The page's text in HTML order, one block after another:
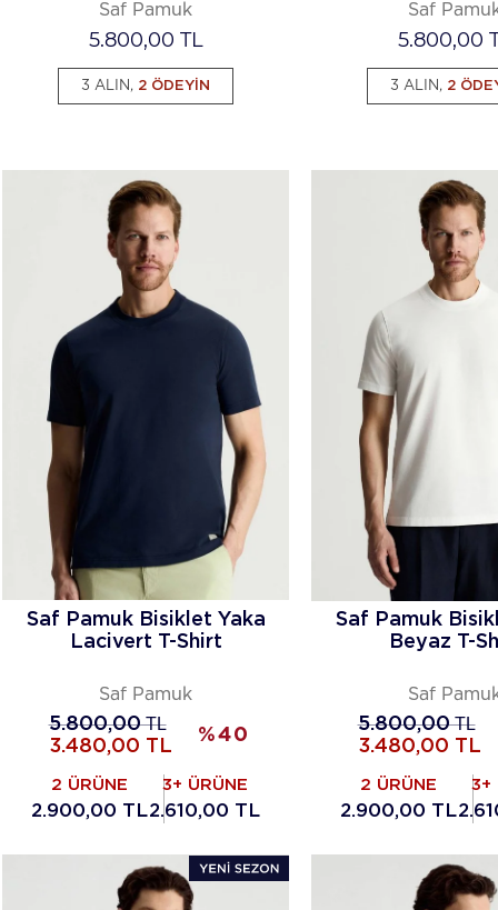
Saf Pamuk
5.800,00 TL
3 ALIN, 2 ÖDEYİN
Saf
5.800,00
3 ALIN, 2
Saf Pamuk Bisiklet Yaka
Lacivert T-Shirt
Saf Pamuk
5.800,00TL
3.480,00 TL
%40
2 ÜRÜNE
2.900,00 TL
3+ ÜRÜNE
2.610,00 TL
Saf Pamuk
Beyaz T-
Saf
5.800,00TL
3.480,00 TL
2 ÜRÜNE
2.900,00 TL
3+